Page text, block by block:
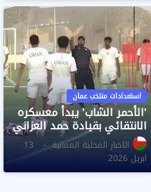
استعدادات منتخب عمان
​'الأحمر الشاب' يبدأ معسكره
الانتقائي بقيادة حمد العزاني
الاخبار المحلية العمانية
13
ابريل 2026